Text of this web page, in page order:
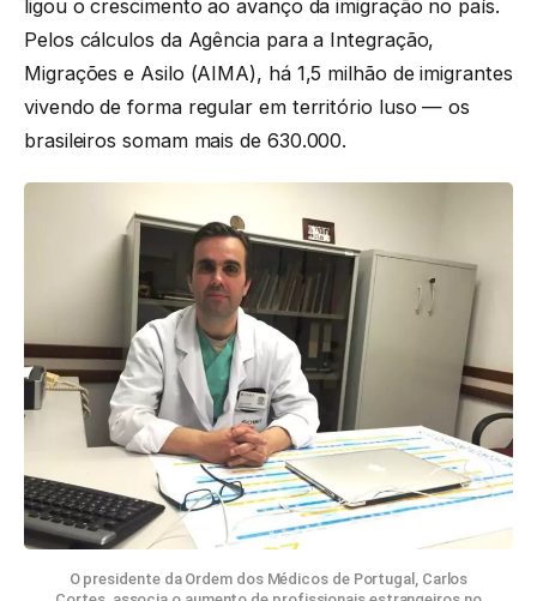
ligou o crescimento ao avanço da imigração no país.
Pelos cálculos da Agência para a Integração,
Migrações e Asilo (AIMA), há 1,5 milhão de imigrantes
vivendo de forma regular em território luso — os
brasileiros somam mais de 630.000.
O presidente da Ordem dos Médicos de Portugal, Carlos